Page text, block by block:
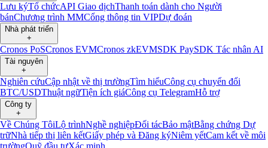
Lưu kýTổ chứcAPI Giao dịchThanh toán dành cho Người
bánChương trình MMCổng thông tin VIPDự đoán
Nhà phát triển
+
Cronos PoSCronos EVMCronos zkEVMSDK PaySDK Tác nhân AI
Tài nguyên
+
Nghiên cứuCập nhật về thị trườngTìm hiểuCông cụ chuyển đổi
BTC/USDThuật ngữTiện ích giáCông cụ TelegramHỗ trợ
Công ty
+
Về Chúng TôiLộ trìnhNghề nghiệpĐối tácBảo mậtBằng chứng Dự
trữNhà tiếp thị liên kếtGiấy phép và Đăng kýNiêm yếtCam kết về môi
trườngQuỹ đầu tưXác minh